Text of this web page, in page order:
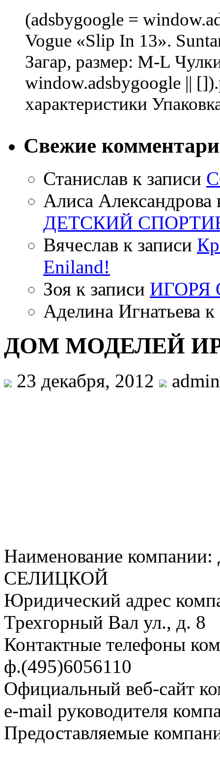
(adsbygoogle =
Vogue «Slip In 13».
Загар, размер: M-L
window.adsbygoogle ||
характеристики
Свежие
Станислав к записи
Алиса Александрова
ДЕТСКИЙ
Вячеслав к записи
Eniland!
Зоя к записи ИГОРЯ
Аделина Игнатьева к
ДОМ МОДЕЛЕЙ
23 декабря, 2012 admin
Наименование
СЕЛИЦКОЙ
Юридический адрес
Трехгорный Вал ул., д. 8
Контактные телефоны
ф.(495)6056110
Официальный веб-сайт
e-mail руководителя
Предоставляемые